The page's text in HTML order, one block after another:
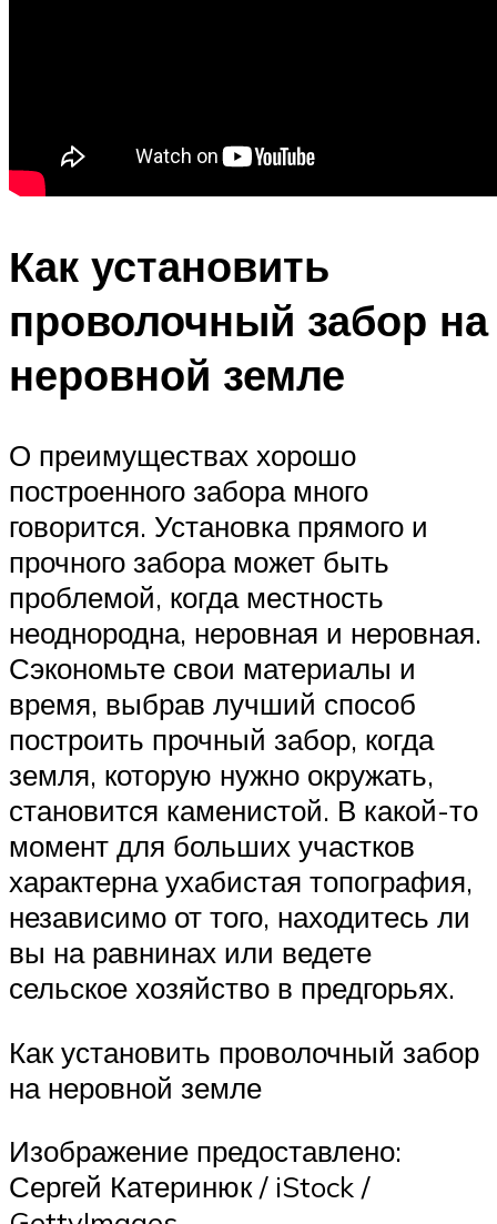
Как установить
проволочный забор на
неровной земле
О преимуществах хорошо
построенного забора много
говорится. Установка прямого и
прочного забора может быть
проблемой, когда местность
неоднородна, неровная и неровная.
Сэкономьте свои материалы и
время, выбрав лучший способ
построить прочный забор, когда
земля, которую нужно окружать,
становится каменистой. В какой-то
момент для больших участков
характерна ухабистая топография,
независимо от того, находитесь ли
вы на равнинах или ведете
сельское хозяйство в предгорьях.
Как установить проволочный забор
на неровной земле
Изображение предоставлено:
Сергей Катеринюк / iStock /